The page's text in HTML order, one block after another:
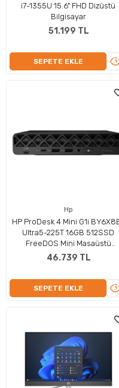
i7-1355U 15.6" FHD Dizüstü
Bilgisayar
51.199 TL
SEPETE EKLE
Hp
HP ProDesk 4 Mini G1i
Ultra5-225T 16GB 512SSD
FreeDOS Mini Masaüstü
Bilgisayar
46.739 TL
SEPETE EKLE